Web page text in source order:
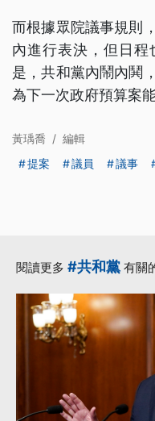
而根據眾院議事規則
內進行表決，但日
是，共和黨內鬧內鬨
為下一次政府預算案
黃瑀喬 / 編輯
提案
議員 議事
閱讀更多 #共和黨 有關